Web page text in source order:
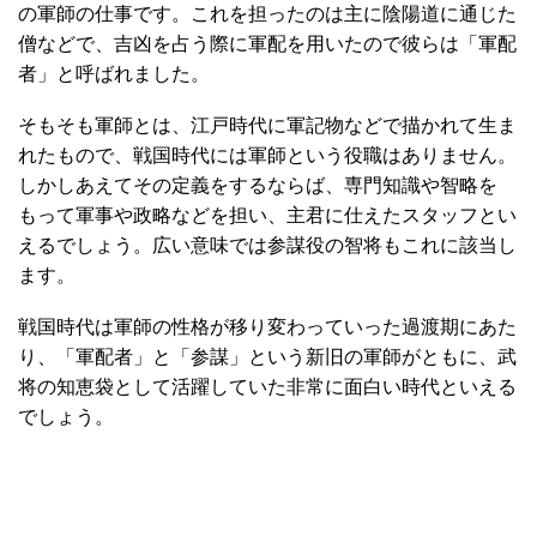
の軍師の仕事です。これを担ったのは主に陰陽道に通じた
僧などで、吉凶を占う際に軍配を用いたので彼らは「軍配
者」と呼ばれました。
そもそも軍師とは、江戸時代に軍記物などで描かれて生ま
れたもので、戦国時代には軍師という役職はありません。
しかしあえてその定義をするならば、専門知識や智略を
もって軍事や政略などを担い、主君に仕えたスタッフとい
えるでしょう。広い意味では参謀役の智将もこれに該当し
ます。
戦国時代は軍師の性格が移り変わっていった過渡期にあた
り、「軍配者」と「参謀」という新旧の軍師がともに、武
将の知恵袋として活躍していた非常に面白い時代といえる
でしょう。